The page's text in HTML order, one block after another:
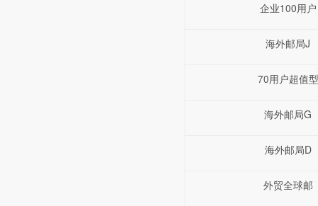
企业100用户
海外邮局J
70用户超值型
海外邮局G
海外邮局D
外贸全球邮